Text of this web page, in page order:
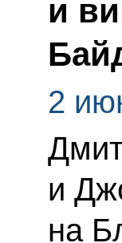
и
2
и
на